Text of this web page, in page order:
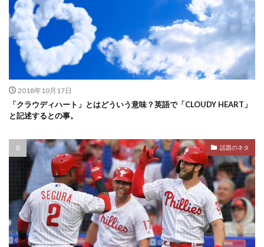
2018年10月17日
「クラウディハート」とはどういう意味？英語で「CLOUDY HEART」
と記述するとの事。
話題のネタ